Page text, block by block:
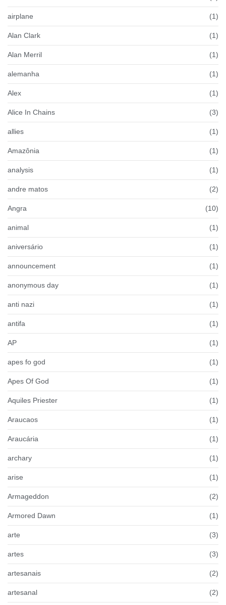
airplane (1)
Alan Clark (1)
Alan Merril (1)
alemanha (1)
Alex (1)
Alice In Chains (3)
allies (1)
Amazônia (1)
analysis (1)
andre matos (2)
Angra (10)
animal (1)
aniversário (1)
announcement (1)
anonymous day (1)
anti nazi (1)
antifa (1)
AP (1)
apes fo god (1)
Apes Of God (1)
Aquiles Priester (1)
Araucaos (1)
Araucária (1)
archary (1)
arise (1)
Armageddon (2)
Armored Dawn (1)
arte (3)
artes (3)
artesanais (2)
artesanal (2)